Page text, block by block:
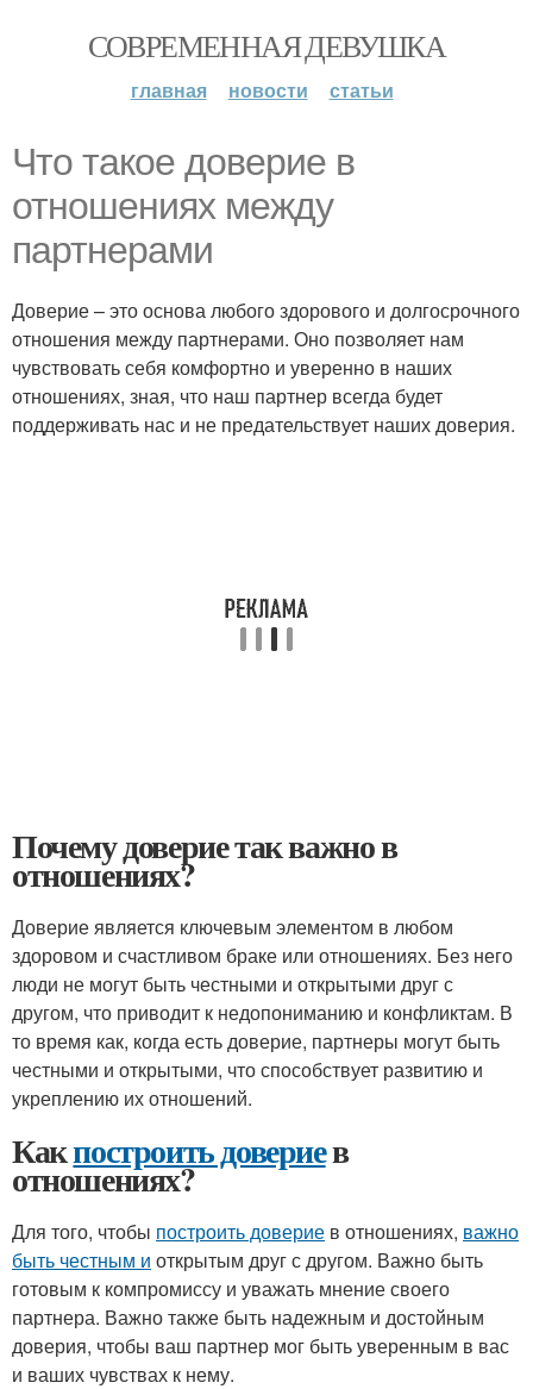
СОВРЕМЕННАЯ ДЕВУШКА
главная новости статьи
Что такое доверие в
отношениях между
партнерами
Доверие – это основа любого здорового и долгосрочного
отношения между партнерами. Оно позволяет нам
чувствовать себя комфортно и уверенно в наших
отношениях, зная, что наш партнер всегда будет
поддерживать нас и не предательствует наших доверия.
Почему доверие так важно в
отношениях?
Доверие является ключевым элементом в любом
здоровом и счастливом браке или отношениях. Без него
люди не могут быть честными и открытыми друг с
другом, что приводит к недопониманию и конфликтам. В
то время как, когда есть доверие, партнеры могут быть
честными и открытыми, что способствует развитию и
укреплению их отношений.
Какпостроить довериев
отношениях?
Для того, чтобы построить доверие в отношениях, важно
быть честным и открытым друг с другом. Важно быть
готовым к компромиссу и уважать мнение своего
партнера. Важно также быть надежным и достойным
доверия, чтобы ваш партнер мог быть уверенным в вас
и ваших чувствах к нему.